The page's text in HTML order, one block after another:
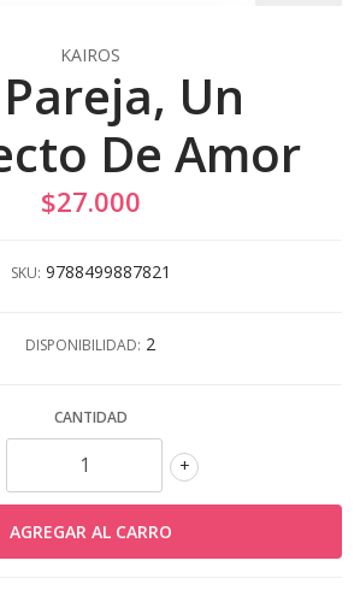
KAIROS
Un
De Amor
$27.000
SKU: 9788499887821
DISPONIBILIDAD: 2
CANTIDAD
+